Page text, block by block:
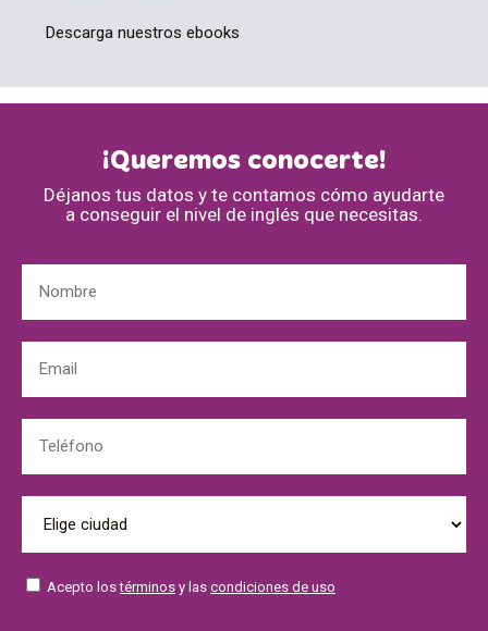
Descarga nuestros ebooks
¡Queremos conocerte!
Déjanos tus datos y te contamos cómo ayudarte
a conseguir el nivel de inglés que necesitas.
Acepto lostérminos y las condiciones de uso